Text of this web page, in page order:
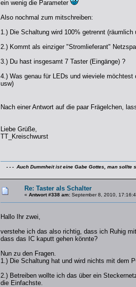
ein wenig die Parameter
Also nochmal zum mitschreiben:
1.) Die Schaltung wird 100% getrennt
2.) Kommt als einziger "Stromlieferant"
3.) Du hast insgesamt 7 Taster (Eingänge) ?
4.) Was genau für LEDs und wieviele
usw)
Nach einer Antwort auf die paar Frägelchen,
Liebe Grüße,
TT_Kreischwurst
- - - Auch Dummheit ist eine Gabe Gottes, man sollte
Re: Taster als Schalter
« Antwort #338 am: September 8, 2010,
Hallo Ihr zwei,
verstehe ich das also richtig, dass ich Ruhig
dass das IC kaputt gehen könnte?
Nun zu den Fragen.
1.) Die Schaltung hat und wird nichts mit dem
2.) Betreiben wollte ich das über ein
die Einfachste.